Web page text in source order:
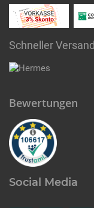
Schneller Versand
Bewertungen
Social Media